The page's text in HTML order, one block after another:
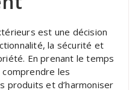
est une décision
la sécurité et
En prenant le temps
les
produits et d’harmoniser